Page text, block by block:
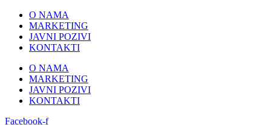
Skip
content
O NAMA
MARKETING
JAVNI POZIVI
KONTAKTI
O NAMA
MARKETING
JAVNI POZIVI
KONTAKTI
Facebook-f